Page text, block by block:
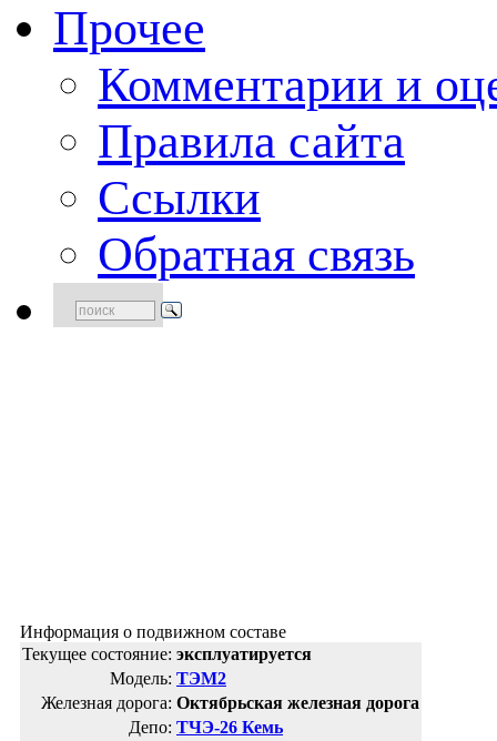
Прочее
Комментарии и
Правила сайта
Ссылки
Обратная связь
Информация о подвижном составе
Текущее состояние: эксплуатируется
Модель: ТЭМ2
Железная дорога: Октябрьская железная дорога
Депо: ТЧЭ-26 Кемь